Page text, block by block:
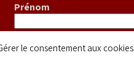
le consentement aux cookies
Prénom
E-mail*